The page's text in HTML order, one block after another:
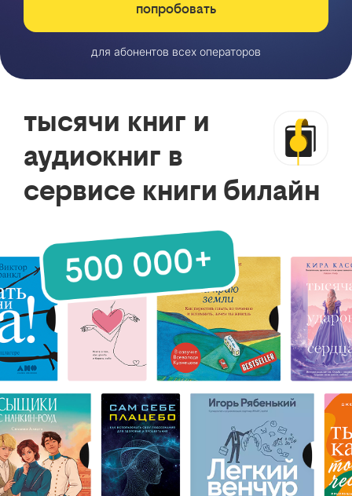
попробовать
для абонентов всех операторов
тысячи книг и
аудиокниг в
сервисе книги билайн